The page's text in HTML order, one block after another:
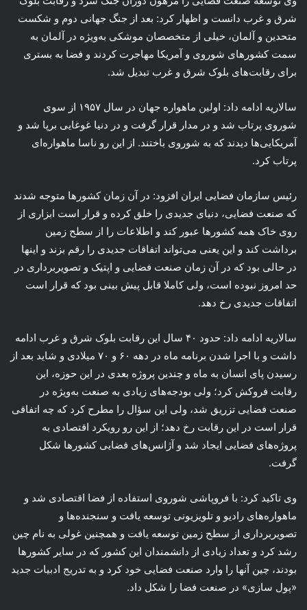
شرق و غرب دانست و اظهار کرد: بعد از جنگ جهانی دوم و شکست
متحدین و آلمان، خیلی از متخصصان موشکی به‌ویژه در آلمان به
سمت کشورهای شوروی و آمریکا مهاجرت کردند و فضا به بستری
برای رقابت‌های بلوک شرق و غرب تبدیل شد.
سالاریه ادامه داد: اولین ماهواره جهان در سال ۱۹۵۷ از سوی
شوروی پرتاب شد و در مدار قرار گرفت و در دنیا غوغایی برپا شد و
آمریکایی‌ها دیدند که به شوروی باختند. از این رو ناسا ماهواره‌ای
پرتاب کرد.
رئیس سازمان فضایی ایران افزود: در آن زمان کشورها متوجه شدند
که صنعت فضایی، دنیای جدیدی را خلق کرده و قرار است ابزاری از
روی خاک همه کشورها عبور کند و اطلاعات را از سطح زمین
برداشت کند و این یعنی می‌تواند اتفاقات جدیدی را رقم بزند و اینها
در حالی بود که در آن زمان صنعت فضایی و اپتیک و تصویربرداری در
حد امروز نبوده است، ولی کاملا قابل پیش بینی بود که قرار است
اتفاقات جدیدی رخ دهد.
سالاریه ادامه داد: حدود ۴۰ سال این رقابت بلوک شرق و غرب ادامه
داشت و با اجرا شدن برنامه ماه در دهه ۶۰ و ۷۰ میلادی و شاید بعد از
رسیدن پای انسان به ماه و چندین پروژه بعدی در این حوزه، این
رقابت فروکش کرد؛ ولی بودجه‌های زیادی به صنعت به‌ویژه در
صنعت فضایی تزریق شد، ولی این سؤال را مطرح کرد که چه اتفاقی
قرار است در این رقابت رخ دهد؛ از این رو رویکرد اقتصادی به
پروژه‌های فضایی ایجاد شد و آژانس‌های فضایی کشورها شکل
گرفت.
وی تاکید کرد: با فروپاشی شوروی استفاده از فضا اقتصادی شد و
ماهواره‌های رادیو و تلویزیونی توسعه یافت و سنجنده‌ها و
تصویربرداری از سطح زمین توسعه یافت و همچنین غولی به نام چین
رشد کرد و تعداد زیادی از دانشمندان این کشور که در سایر کشورها
بودند، چین آنها را وارد صنعت فضایی خود کرد و به تدریج ادبیات جدید
«پول سازی» در صنعت فضا را شکل داد.